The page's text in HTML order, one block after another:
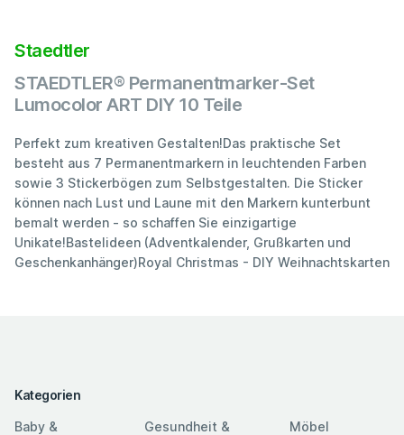
Staedtler
STAEDTLER® Permanentmarker-Set
Lumocolor ART DIY 10 Teile
Perfekt zum kreativen Gestalten!Das praktische Set
besteht aus 7 Permanentmarkern in leuchtenden Farben
sowie 3 Stickerbögen zum Selbstgestalten. Die Sticker
können nach Lust und Laune mit den Markern kunterbunt
bemalt werden - so schaffen Sie einzigartige
Unikate!Bastelideen (Adventkalender, Grußkarten und
Geschenkanhänger)Royal Christmas - DIY Weihnachtskarten
Kategorien
Baby &
Gesundheit &
Möbel